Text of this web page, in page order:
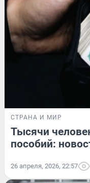
СТРАНА И МИР
Тысячи
пособий:
26 апреля, 2026, 22:57